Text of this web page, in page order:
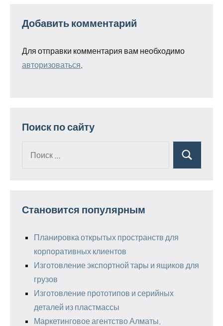
Добавить комментарий
Для отправки комментария вам необходимо
авторизоваться
Поиск по сайту
Поиск
Становится популярным
Планировка открытых пространств для
корпоративных клиентов
Изготовление экспортной тары и ящиков для
грузов
Изготовление прототипов и серийных
деталей из пластмассы
Маркетинговое агентство Алматы.